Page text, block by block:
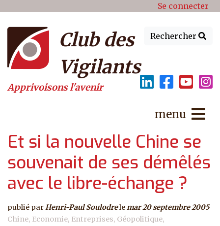
Menu du compte de Se connecter
Rechercher
Club des
Vigilants
Apprivoisons l'avenir
menu
Et si la nouvelle Chine se
souvenait de ses démêlés
avec le libre-échange ?
publié parHenri-Paul Soulodrelemar 20 septembre 2005
Chine Economie Entreprises Géopolitique